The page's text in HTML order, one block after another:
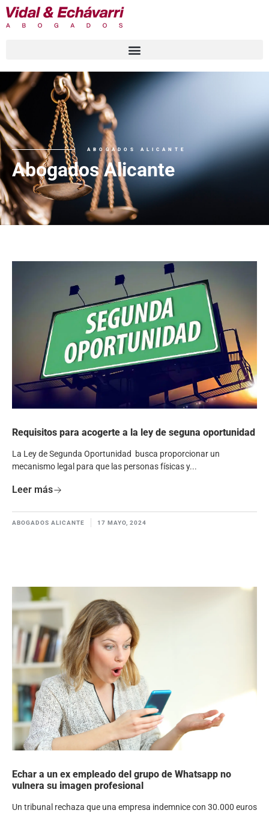
ABOGADOS ALICANTE
Abogados Alicante
Requisitos para acogerte a la ley de seguna oportunidad
La Ley de Segunda Oportunidad busca proporcionar un
mecanismo legal para que las personas físicas y...
Leer más
ABOGADOS ALICANTE 17 MAYO, 2024
Echar a un ex empleado del grupo de Whatsapp no
vulnera su imagen profesional
Un tribunal rechaza que una empresa indemnice con 30.000 euros